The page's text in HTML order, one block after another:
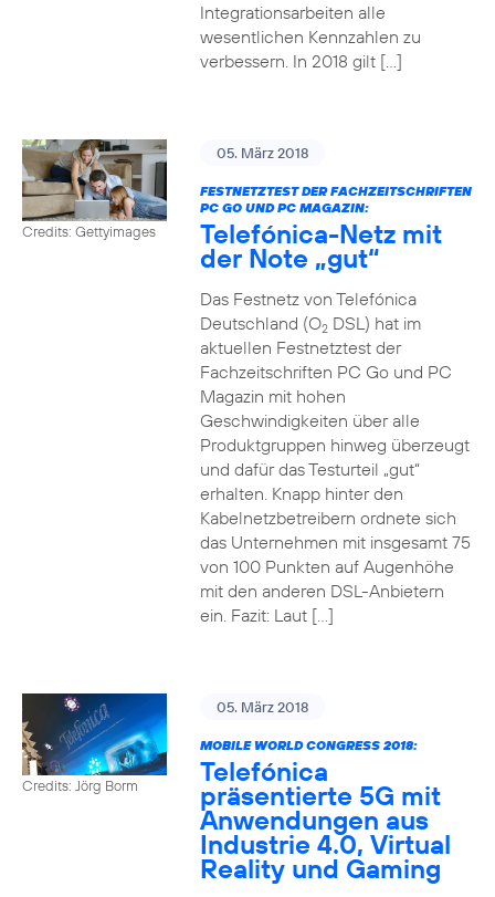
Integrationsarbeiten alle
wesentlichen Kennzahlen zu
verbessern. In 2018 gilt […]
Credits: Gettyimages
05. März 2018
FESTNETZTEST DER FACHZEITSCHRIFTEN
PC GO UND PC MAGAZIN:
Telefónica-Netz mit
der Note „gut“
Das Festnetz von Telefónica
Deutschland (O2DSL) hat im
aktuellen Festnetztest der
Fachzeitschriften PC Go und PC
Magazin mit hohen
Geschwindigkeiten über alle
Produktgruppen hinweg überzeugt
und dafür das Testurteil „gut“
erhalten. Knapp hinter den
Kabelnetzbetreibern ordnete sich
das Unternehmen mit insgesamt 75
von 100 Punkten auf Augenhöhe
mit den anderen DSL-Anbietern
ein. Fazit: Laut […]
Credits: Jörg Borm
05. März 2018
MOBILE WORLD CONGRESS 2018:
Telefónica
präsentierte 5G mit
Anwendungen aus
Industrie 4.0, Virtual
Reality und Gaming